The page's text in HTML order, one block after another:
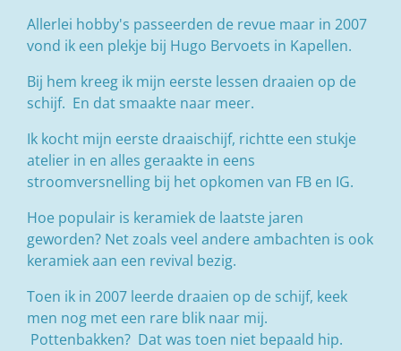
Allerlei hobby's passeerden de revue maar in 2007
vond ik een plekje bij Hugo Bervoets in Kapellen.
Bij hem kreeg ik mijn eerste lessen draaien op de
schijf. En dat smaakte naar meer.
Ik kocht mijn eerste draaischijf, richtte een stukje
atelier in en alles geraakte in eens
stroomversnelling bij het opkomen van FB en IG.
Hoe populair is keramiek de laatste jaren
geworden? Net zoals veel andere ambachten is ook
keramiek aan een revival bezig.
Toen ik in 2007 leerde draaien op de schijf, keek
men nog met een rare blik naar mij.
Pottenbakken? Dat was toen niet bepaald hip.